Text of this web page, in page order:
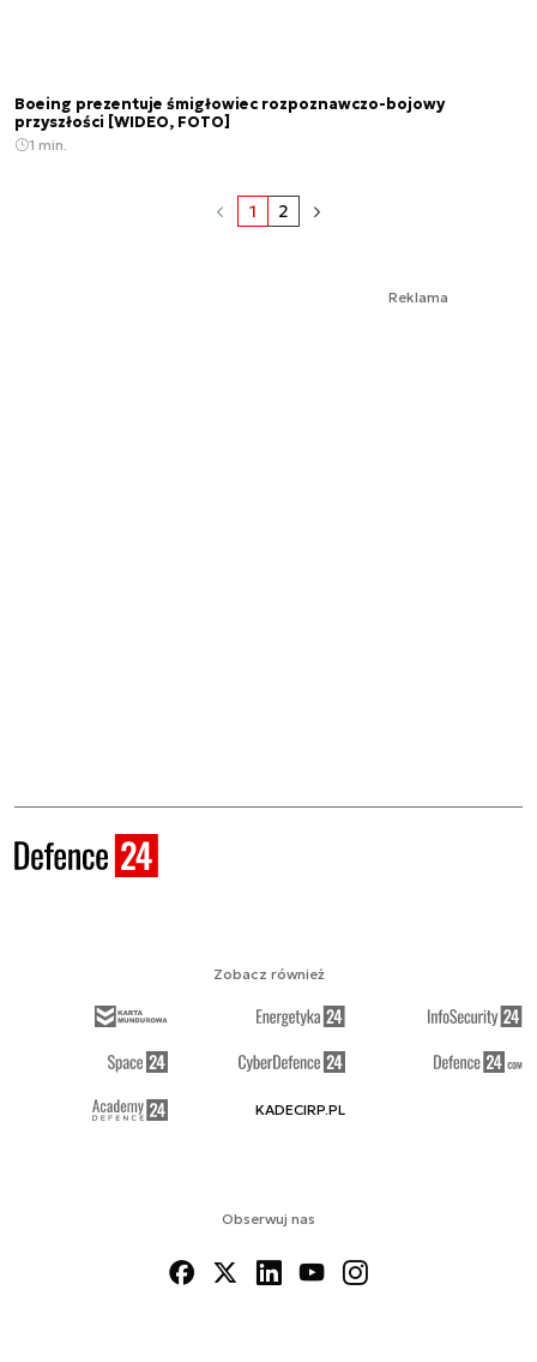
Boeing prezentuje śmigłowiec rozpoznawczo-bojowy
przyszłości [WIDEO, FOTO]
1 min.
1 2
Reklama
Obserwuj nas
Zobacz również
KADECIRP.PL